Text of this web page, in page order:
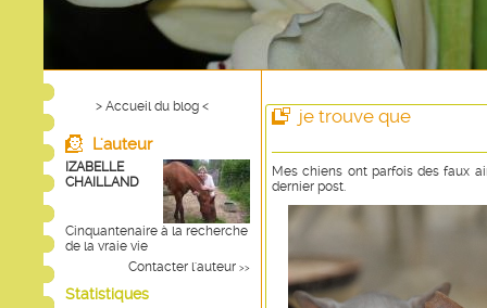
> Accueil du blog <
L'auteur
IZABELLE
CHAILLAND
Cinquantenaire à la recherche
de la vraie vie
Contacter l'auteur >>
Statistiques
je trouve que
Mes chiens ont parfois des faux
dernier post.